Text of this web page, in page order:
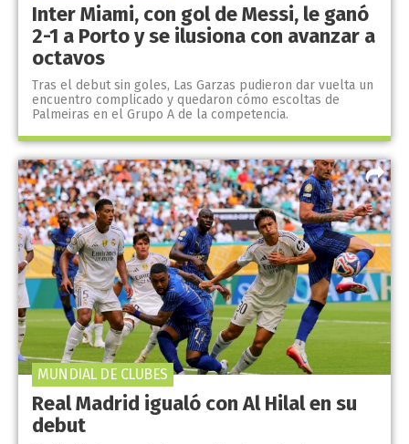
Inter Miami, con gol de Messi, le ganó
2-1 a Porto y se ilusiona con avanzar a
octavos
Tras el debut sin goles, Las Garzas pudieron dar vuelta un
encuentro complicado y quedaron cómo escoltas de
Palmeiras en el Grupo A de la competencia.
Real Madrid igualó con Al Hilal en su
debut
MUNDIAL DE CLUBES